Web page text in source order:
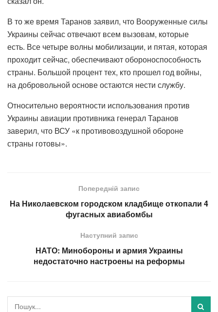
В то же время Таранов заявил, что Вооруженные силы
Украины сейчас отвечают всем вызовам, которые
есть. Все четыре волны мобилизации, и пятая, которая
проходит сейчас, обеспечивают обороноспособность
страны. Большой процент тех, кто прошел год войны,
на добровольной основе остаются нести службу.
Относительно вероятности использования против
Украины авиации противника генерал Таранов
заверил, что ВСУ «к противовоздушной обороне
страны готовы».
Попередній запис
На Николаевском городском кладбище откопали 4
фугасных авиабомбы
Наступний запис
НАТО: Минобороны и армия Украины
недостаточно настроены на реформы